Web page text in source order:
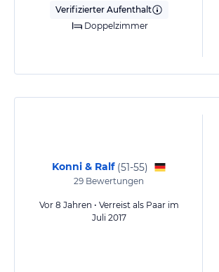
Verifizierter Aufenthalt
Doppelzimmer
Konni & Ralf (51-55)
29 Bewertungen
Vor 8 Jahren • Verreist als Paar im
Juli 2017